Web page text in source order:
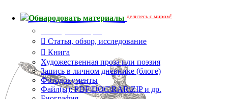
Обнародовать материалы делитесь с миром!
Статья, обзор, исследование
Книга
Художественная проза или поэзия
Запись в личном дневнике (блоге)
Фотодокументы
Файл(ы): PDF\DOC\RAR\ZIP и др.